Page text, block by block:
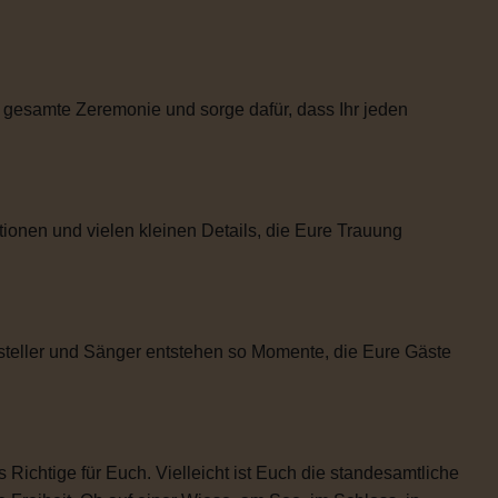
Zeremonie und sorge dafür, dass Ihr jeden
und vielen kleinen Details, die Eure Trauung
und Sänger entstehen so Momente, die Eure Gäste
für Euch. Vielleicht ist Euch die standesamtliche